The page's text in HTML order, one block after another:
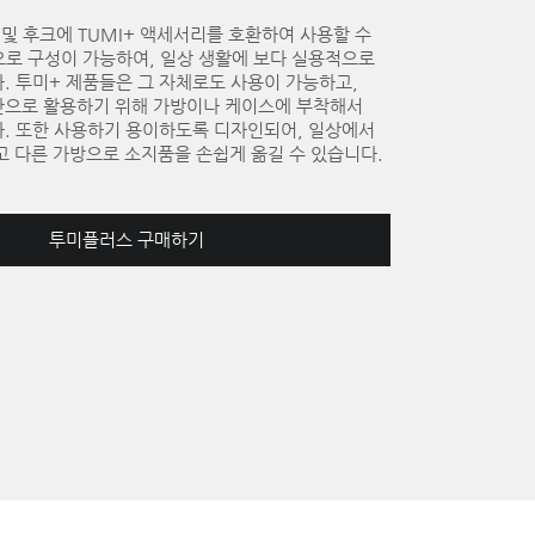
후크에 TUMI+ 액세서리를 호환하여 사용할 수
구성이 가능하여, 일상 생활에 보다 실용적으로
투미+ 제품들은 그 자체로도 사용이 가능하고,
로 활용하기 위해 가방이나 케이스에 부착해서
또한 사용하기 용이하도록 디자인되어, 일상에서
다른 가방으로 소지품을 손쉽게 옮길 수 있습니다.
투미플러스 구매하기